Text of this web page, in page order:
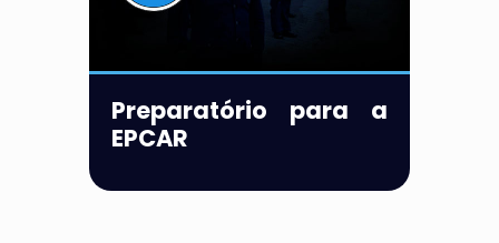
Preparatório para a
EPCAR